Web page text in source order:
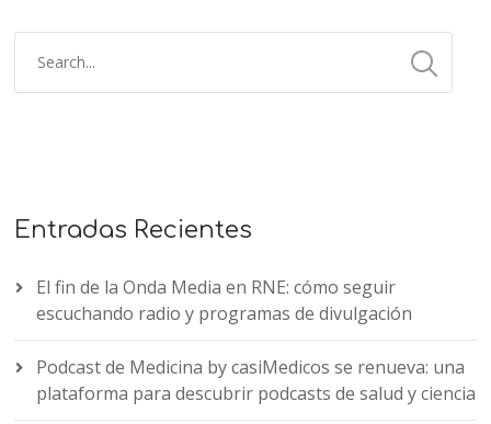
Entradas Recientes
El fin de la Onda Media en RNE: cómo seguir
escuchando radio y programas de divulgación
Podcast de Medicina by casiMedicos se renueva: una
plataforma para descubrir podcasts de salud y ciencia